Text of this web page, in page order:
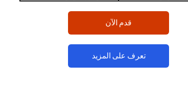
قدم الآن
تعرف على المزيد